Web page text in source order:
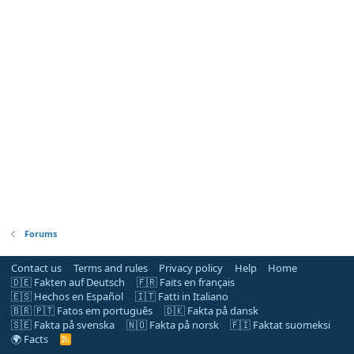
Forums
Contact us Terms and rules Privacy policy Help
Home
🇩🇪 Fakten auf Deutsch
🇫🇷 Faits en français
🇪🇸 Hechos en Español
🇮🇹 Fatti in Italiano
🇧🇷 🇵🇹 Fatos em português
🇩🇰 Fakta på dansk
🇸🇪 Fakta på svenska
🇳🇴 Fakta på norsk
🇫🇮 Faktat suomeksi
🌍 Facts
R